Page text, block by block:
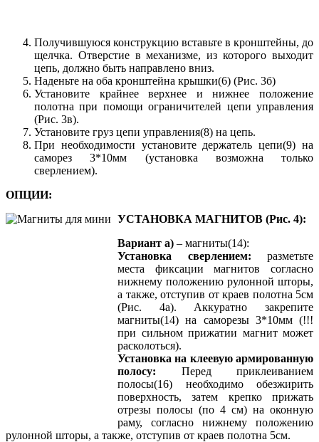
Получившуюся конструкцию вставьте в кронштейны, до
щелчка. Отверстие в механизме, из которого выходит
цепь, должно быть направлено вниз.
Наденьте на оба кронштейна крышки(6) (Рис. 3б)
Установите крайнее верхнее и нижнее положение
полотна при помощи ограничителей цепи управления
(Рис. 3в).
Установите груз цепи управления(8) на цепь.
При необходимости установите держатель цепи(9) на
саморез 3*10мм (установка возможна только
сверлением).
ОПЦИИ:
УСТАНОВКА МАГНИТОВ (Рис. 4):
Вариант а) – магниты(14):
Установка сверлением: разметьте
места фиксации магнитов согласно
нижнему положению рулонной шторы,
а также, отступив от краев полотна 5см
(Рис. 4а). Аккуратно закрепите
магниты(14) на саморезы 3*10мм (!!!
при сильном прижатии магнит может
расколоться).
Установка на клеевую армированную
полосу: Перед приклеиванием
полосы(16) необходимо обезжирить
поверхность, затем крепко прижать
отрезы полосы (по 4 см) на оконную
раму, согласно нижнему положению
рулонной шторы, а также, отступив от краев полотна 5см.